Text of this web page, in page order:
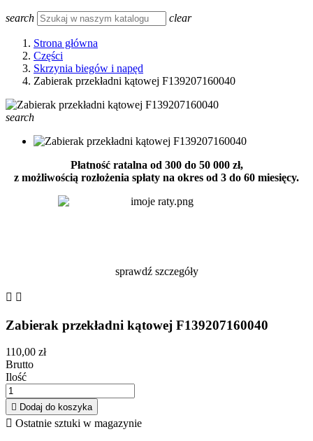
search clear
Strona główna
Części
Skrzynia biegów i napęd
Zabierak przekładni kątowej F139207160040
search
Płatność ratalna od 300 do 50 000 zł,
z możliwością rozłożenia spłaty na okres od 3 do 60 miesięcy.
sprawdź szczegóły
 
Zabierak przekładni kątowej F139207160040
110,00 zł
Brutto
Ilość
 Dodaj do koszyka
 Ostatnie sztuki w magazynie